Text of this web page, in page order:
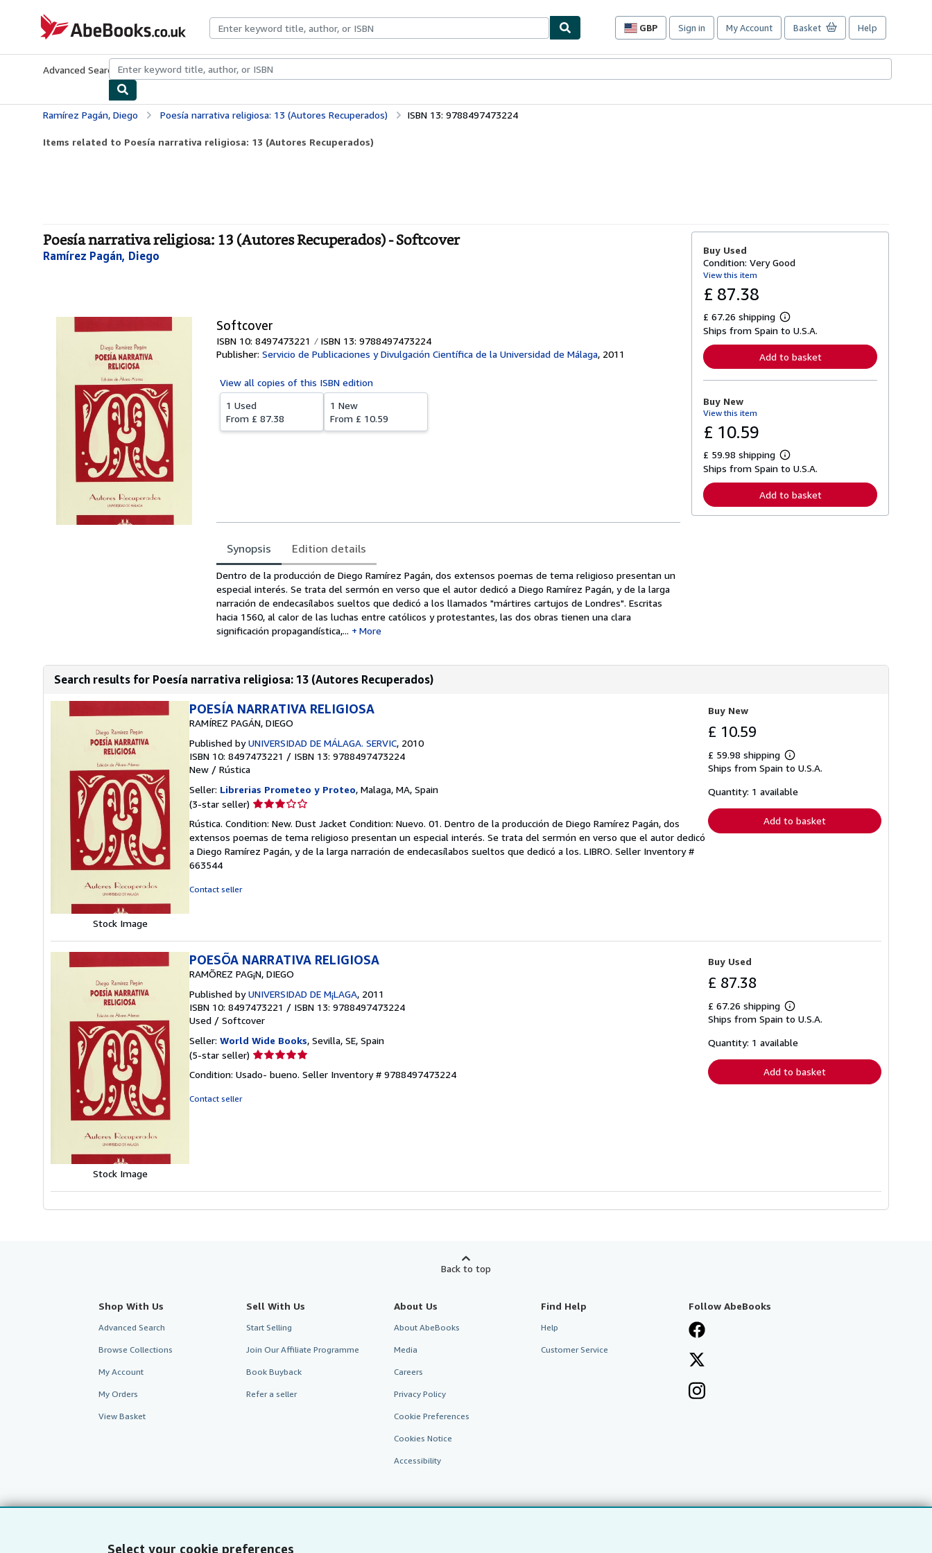
Select your cookie preferences
AbeBooks.co.uk
GBP
Site
preferences
Sign in My Account Basket Help
Advanced Search Browse CollectionsRare BooksArt & Collectables
Ramírez Pagán, Diego Poesía narrativa religiosa: 13 (Autores Recuperados) ISBN 13: 9788497473224
Items related to Poesía narrativa religiosa: 13 (Autores Recuperados)
Poesía narrativa religiosa: 13 (Autores Recuperados) - Softcover
Ramírez Pagán, Diego
Softcover
ISBN 10: 8497473221
ISBN 13: 9788497473224
Publisher: Servicio de Publicaciones y Divulgación Científica de la Universidad de Málaga, 2011
View all copies of this ISBN edition
1 Used
From £ 87.38
1 New
From £ 10.59
Synopsis Edition details
Synopsis
Dentro de la producción de Diego Ramírez Pagán, dos extensos poemas de tema religioso presentan un
especial interés. Se trata del sermón en verso que el autor dedicó a Diego Ramírez Pagán, y de la larga
narración de endecasílabos sueltos que dedicó a los llamados "mártires cartujos de Londres". Escritas
hacia 1560, al calor de las luchas entre católicos y protestantes, las dos obras tienen una clara
significación propagandística,...
More
Buy Used
Condition: Very Good
View this item
£ 87.38
£ 67.26 shipping
L
e
n
o
t
s
p
p
i
Ships from Spain to U.S.A.
Add to basket
Buy New
View this item
£ 10.59
£ 59.98 shipping
L
e
n
n
Ships from Spain to U.S.A.
Add to basket
Search results for Poesía narrativa religiosa: 13 (Autores Recuperados)
Stock Image
POESÍA NARRATIVA RELIGIOSA
RAMÍREZ PAGÁN, DIEGO
Published byUNIVERSIDAD DE MÁLAGA. SERVIC, 2010
ISBN 10: 8497473221 / ISBN 13: 9788497473224
New / Rústica
Seller: Librerias Prometeo y Proteo, Malaga, MA, Spain
(3-star seller) Seller
3
out
of
Rústica. Condition: New. Dust Jacket Condition: Nuevo. 01. Dentro de la producción de Diego Ramírez Pagán, dos
extensos poemas de tema religioso presentan un especial interés. Se trata del sermón en verso que el autor dedicó
a Diego Ramírez Pagán, y de la larga narración de endecasílabos sueltos que dedicó a los. LIBRO. Seller Inventory #
663544
Contact seller
Buy New
£ 10.59
£ 59.98 shipping
Learn
more
shipping
Ships from Spain to U.S.A.
Quantity: 1 available
Add to basket
Stock Image
POESÕA NARRATIVA RELIGIOSA
RAMÕREZ PAG¡N, DIEGO
Published byUNIVERSIDAD DE M¡LAGA, 2011
ISBN 10: 8497473221 / ISBN 13: 9788497473224
Used / Softcover
Seller: World Wide Books, Sevilla, SE, Spain
(5-star seller) Seller
5
Condition: Usado- bueno. Seller Inventory # 9788497473224
Contact seller
Buy Used
£ 87.38
£ 67.26 shipping
Learn
more
shipping
Ships from Spain to U.S.A.
Quantity: 1 available
Add to basket
Back to top
Shop With Us
Advanced Search
Browse Collections
My Account
My Orders
View Basket
Sell With Us
Start Selling
Join Our Affiliate Programme
Book Buyback
Refer a seller
About Us
About AbeBooks
Media
Careers
Privacy Policy
Cookie Preferences
Cookies Notice
Accessibility
Find Help
Help
Customer Service
Follow AbeBooks